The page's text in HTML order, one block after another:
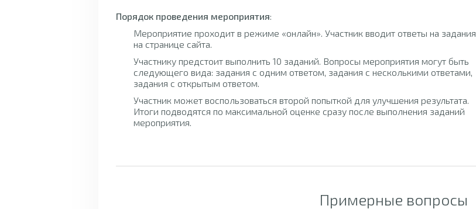
Порядок проведения мероприятия:
Мероприятие проходит в режиме «онлайн». Участник вводит ответы на задания
на странице сайта.
Участнику предстоит выполнить 10 заданий. Вопросы мероприятия могут быть
следующего вида: задания с одним ответом, задания с несколькими ответами,
задания с открытым ответом.
Участник может воспользоваться второй попыткой для улучшения результата.
Итоги подводятся по максимальной оценке сразу после выполнения заданий
мероприятия.
Примерные вопросы